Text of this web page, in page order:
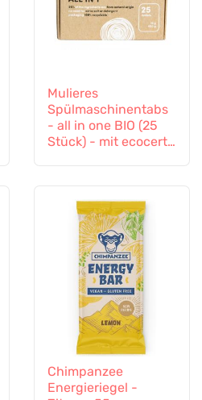
Mulieres
Spülmaschinentabs
- all in one BIO (25
Stück) - mit ecocert-
Chimpanzee
Energieriegel -